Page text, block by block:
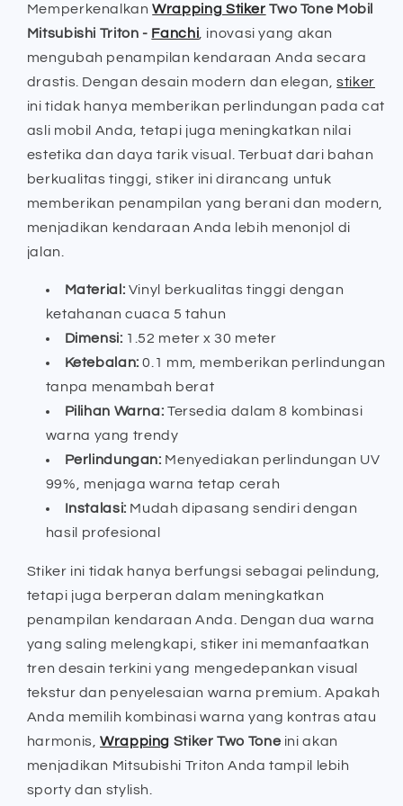
Triton
-
Fanchi
Triton
-
Fanchi
MemperkenalkanWrapping Stiker Two Tone Mobil
Mitsubishi Triton - Fanchi , inovasi yang akan
mengubah penampilan kendaraan Anda secara
drastis. Dengan desain modern dan elegan,stiker
ini tidak hanya memberikan perlindungan pada cat
asli mobil Anda, tetapi juga meningkatkan nilai
estetika dan daya tarik visual. Terbuat dari bahan
berkualitas tinggi, stiker ini dirancang untuk
memberikan penampilan yang berani dan modern,
menjadikan kendaraan Anda lebih menonjol di
jalan.
Material: Vinyl berkualitas tinggi dengan
ketahanan cuaca 5 tahun
Dimensi: 1.52 meter x 30 meter
Ketebalan: 0.1 mm, memberikan perlindungan
tanpa menambah berat
Pilihan Warna: Tersedia dalam 8 kombinasi
warna yang trendy
Perlindungan: Menyediakan perlindungan UV
99%, menjaga warna tetap cerah
Instalasi: Mudah dipasang sendiri dengan
hasil profesional
Stiker ini tidak hanya berfungsi sebagai pelindung,
tetapi juga berperan dalam meningkatkan
penampilan kendaraan Anda. Dengan dua warna
yang saling melengkapi, stiker ini memanfaatkan
tren desain terkini yang mengedepankan visual
tekstur dan penyelesaian warna premium. Apakah
Anda memilih kombinasi warna yang kontras atau
harmonis,Wrapping Stiker Two Toneini akan
menjadikan Mitsubishi Triton Anda tampil lebih
sporty dan stylish.